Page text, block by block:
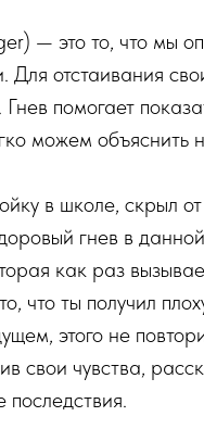
— это то, что мы
отстаивания
помогает
можем
в школе, скрыл
гнев в
как раз
что ты получил
этого не
свои чувства,
последствия.